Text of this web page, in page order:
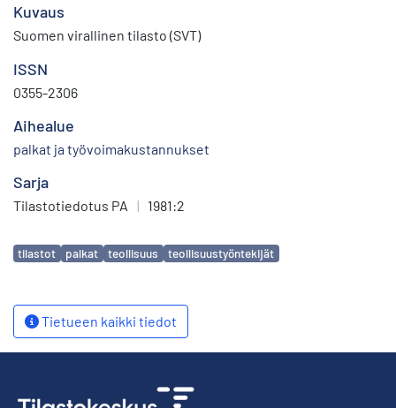
Kuvaus
Suomen virallinen tilasto (SVT)
ISSN
0355-2306
Aihealue
palkat ja työvoimakustannukset
Sarja
Tilastotiedotus PA | 1981:2
Avainsanat
tilastot palkat teollisuus teollisuustyöntekijät
Tietueen kaikki tiedot